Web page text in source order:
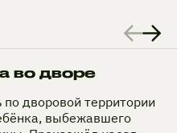
во дворе
дворовой территории
выбежавшего